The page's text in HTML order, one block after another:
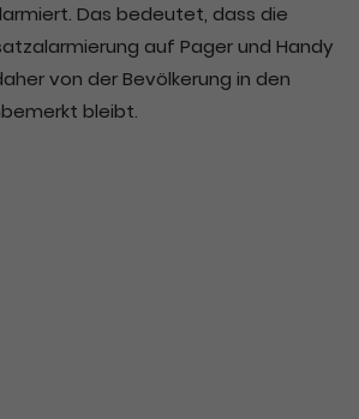
Das bedeutet, dass die
auf Pager und Handy
von der Bevölkerung in den
bleibt.